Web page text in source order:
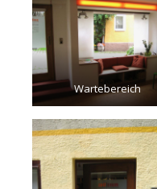
Wartebereich